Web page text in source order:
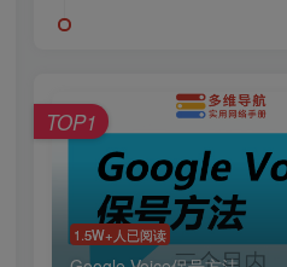
1.5W+人已阅读
TOP1